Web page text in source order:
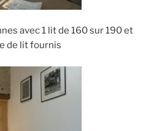
avec 1 lit de 160 sur 190 et
de lit fournis